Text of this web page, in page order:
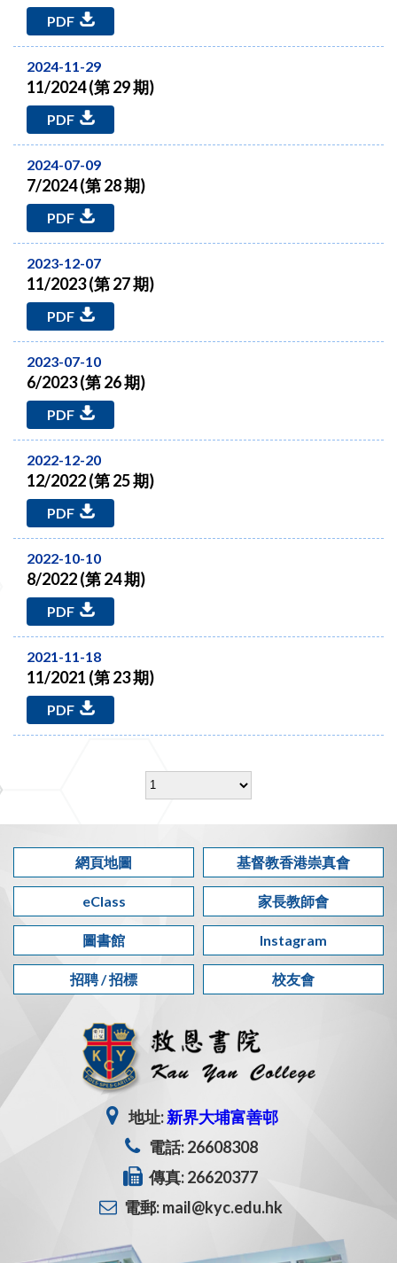
PDF
2024-11-29
11/2024 (第 29 期)
PDF
2024-07-09
7/2024 (第 28 期)
PDF
2023-12-07
11/2023 (第 27 期)
PDF
2023-07-10
6/2023 (第 26 期)
PDF
2022-12-20
12/2022 (第 25 期)
PDF
2022-10-10
8/2022 (第 24 期)
PDF
2021-11-18
11/2021 (第 23 期)
PDF
網頁地圖 基督教香港崇真會
eClass 家長教師會
圖書館 Instagram
招聘 / 招標 校友會
地址:新界大埔富善邨
電話: 26608308
傳真: 26620377
電郵: mail@kyc.edu.hk